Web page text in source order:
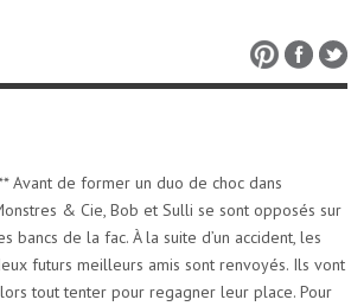
Avant de former un duo de choc dans
& Cie, Bob et Sulli se sont opposés sur
bancs de la fac. À la suite d’un accident, les
futurs meilleurs amis sont renvoyés. Ils vont
tout tenter pour regagner leur place. Pour